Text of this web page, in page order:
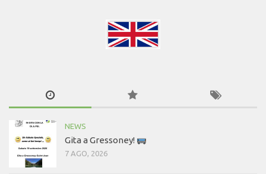
NEWS
Gita a Gressoney!
7 AGO, 2026